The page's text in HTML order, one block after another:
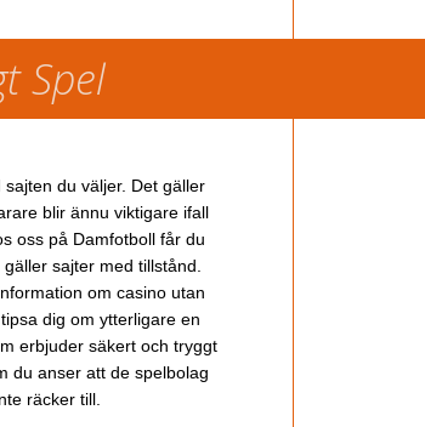
Spel
du väljer. Det gäller
blir ännu viktigare ifall
oss på Damfotboll får du
sajter med tillstånd.
om casino utan
dig om ytterligare en
erbjuder säkert och tryggt
du anser att de spelbolag
räcker till.